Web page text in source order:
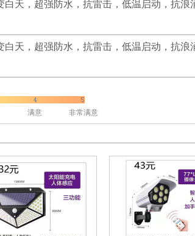
天，超强防水，抗雷击，低温启动，抗浪
天，超强防水，抗雷击，低温启动，抗浪
满意 非常满意